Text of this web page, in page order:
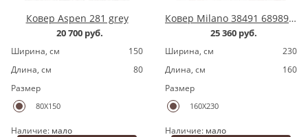
Ковер Aspen 281 grey
20 700 руб.
Ширина, cм
150
Длина, cм
80
Размер
80X150
Наличие: мало
Ковер Milano 38491 689891 grey/pink
25 360 руб.
Ширина, cм
230
Длина, cм
160
Размер
160X230
Наличие: мало